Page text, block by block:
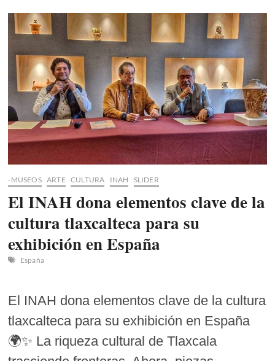
El
primer
documental
la
legendaria
banda
llegará
a
los
cines
-MUSEOS ARTE CULTURA INAH SLIDER
El INAH dona elementos clave de la
cultura tlaxcalteca para su
exhibición en España
España
El INAH dona elementos clave de la cultura
tlaxcalteca para su exhibición en España
🌍✨ La riqueza cultural de Tlaxcala